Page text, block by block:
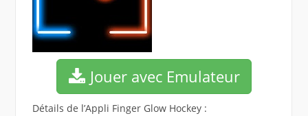
Jouer avec Emulateur
Détails de l’Appli Finger Glow Hockey :